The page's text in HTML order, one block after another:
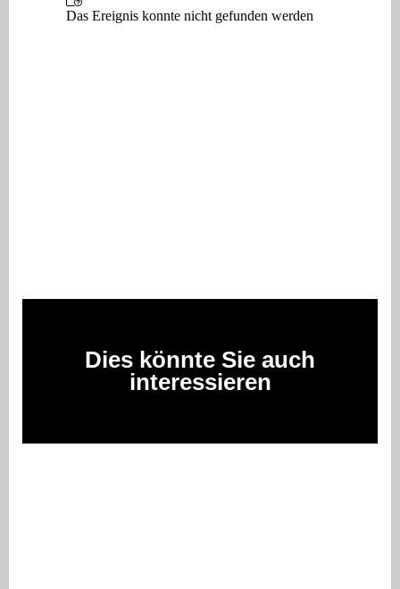
Dies könnte Sie auch
interessieren